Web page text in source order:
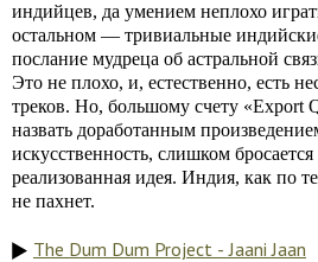
индийцев, да умением неплохо
остальном — тривиальные
послание мудреца об астральной
Это не плохо, и, естественно, есть
треков. Но, большому счету «Export
назвать доработанным
искусственность, слишком бросается
реализованная идея. Индия, как по
не пахнет.
The Dum Dum Project - Jaani Jaan